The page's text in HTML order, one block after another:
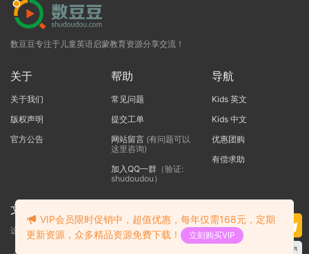
数豆豆专注于儿童英语启蒙教育资源分享交流！
关于
关于我们
版权声明
官方公告
帮助
常见问题
提交工单
网站留言(有问题可以
这里咨询)
加入QQ一群（验证:
shudoudou）
导航
Kids 英文
Kids 中文
优惠团购
有偿求助
文本标题
这里输入代码
VIP会员限时促销中，超值优惠，每年仅需168元，定期
更新资源，众多精品资源免费下载！
立刻购买VIP